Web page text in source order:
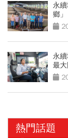
永
鄉
永
最
熱門話題